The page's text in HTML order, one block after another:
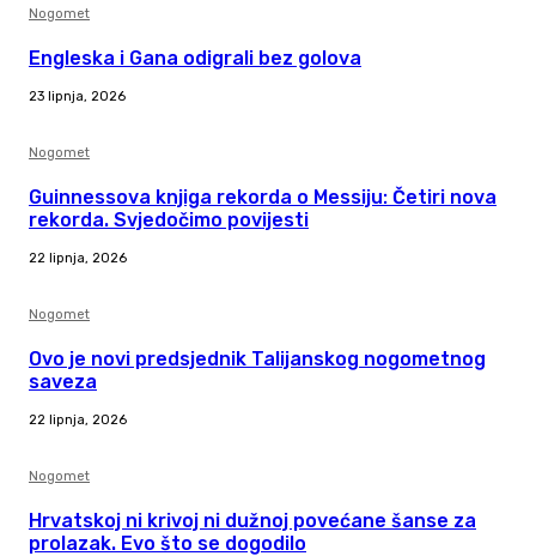
Nogomet
Engleska i Gana odigrali bez golova
23 lipnja, 2026
Nogomet
Guinnessova knjiga rekorda o Messiju: Četiri nova
rekorda. Svjedočimo povijesti
22 lipnja, 2026
Nogomet
Ovo je novi predsjednik Talijanskog nogometnog
saveza
22 lipnja, 2026
Nogomet
Hrvatskoj ni krivoj ni dužnoj povećane šanse za
prolazak. Evo što se dogodilo